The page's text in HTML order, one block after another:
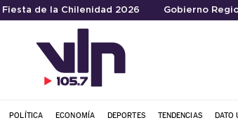
Fiesta de la Chilenidad 2026 Gobierno
POLÍTICA ECONOMÍA DEPORTES TENDENCIAS DATO